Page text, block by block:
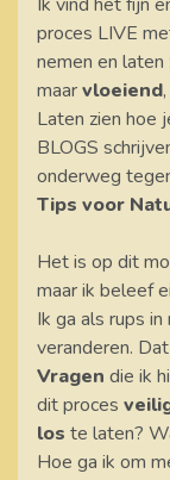
proces LIVE
nemen en laten
maarvloeiend
Laten zien hoe
BLOGS
onderweg
Tips voor
Het is op dit
maar ik beleef
Ik ga als rups in
veranderen.
Vragen die ik
dit proces
los te laten?
Hoe ga ik om